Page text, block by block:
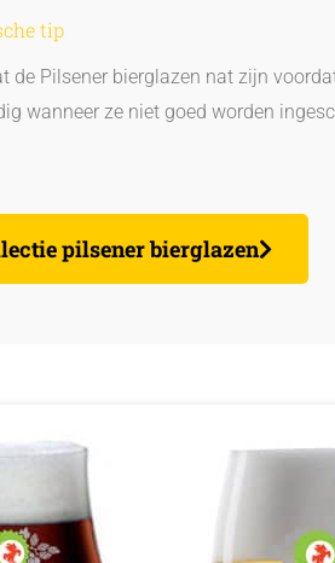
tip
de Pilsener bierglazen nat zijn
wanneer ze niet goed worden
pilsener bierglazen